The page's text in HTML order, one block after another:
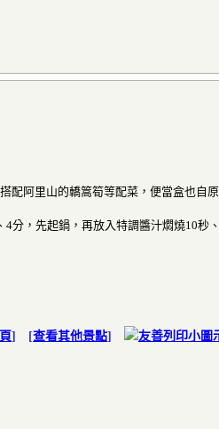
配阿里山的轎篙筍等配菜，便當盒也自
分，先起鍋，再放入特調醬汁燜燒10秒
] [查看其他景點]